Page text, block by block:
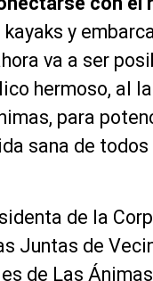
y
va a ser
hermoso, al
para
sana de todos
de la
Juntas de
de Las